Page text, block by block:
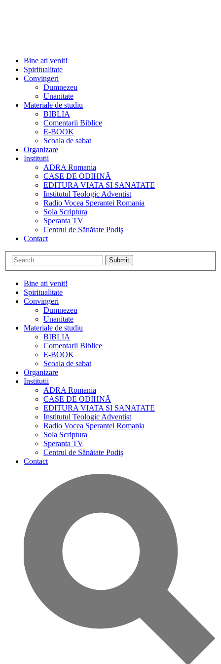
Bine ati venit!
Spiritualitate
Convingeri
Dumnezeu
Unanitate
Materiale de studiu
BIBLIA
Comentarii Biblice
E-BOOK
Scoala de sabat
Organizare
Institutii
ADRA Romania
CASE DE ODIHNĂ
EDITURA VIATA SI SANATATE
Institutul Teologic Adventist
Radio Vocea Sperantei Romania
Sola Scriptura
Speranta TV
Centrul de Sănătate Podiş
Contact
Submit
Bine ati venit!
Spiritualitate
Convingeri
Dumnezeu
Unanitate
Materiale de studiu
BIBLIA
Comentarii Biblice
E-BOOK
Scoala de sabat
Organizare
Institutii
ADRA Romania
CASE DE ODIHNĂ
EDITURA VIATA SI SANATATE
Institutul Teologic Adventist
Radio Vocea Sperantei Romania
Sola Scriptura
Speranta TV
Centrul de Sănătate Podiş
Contact